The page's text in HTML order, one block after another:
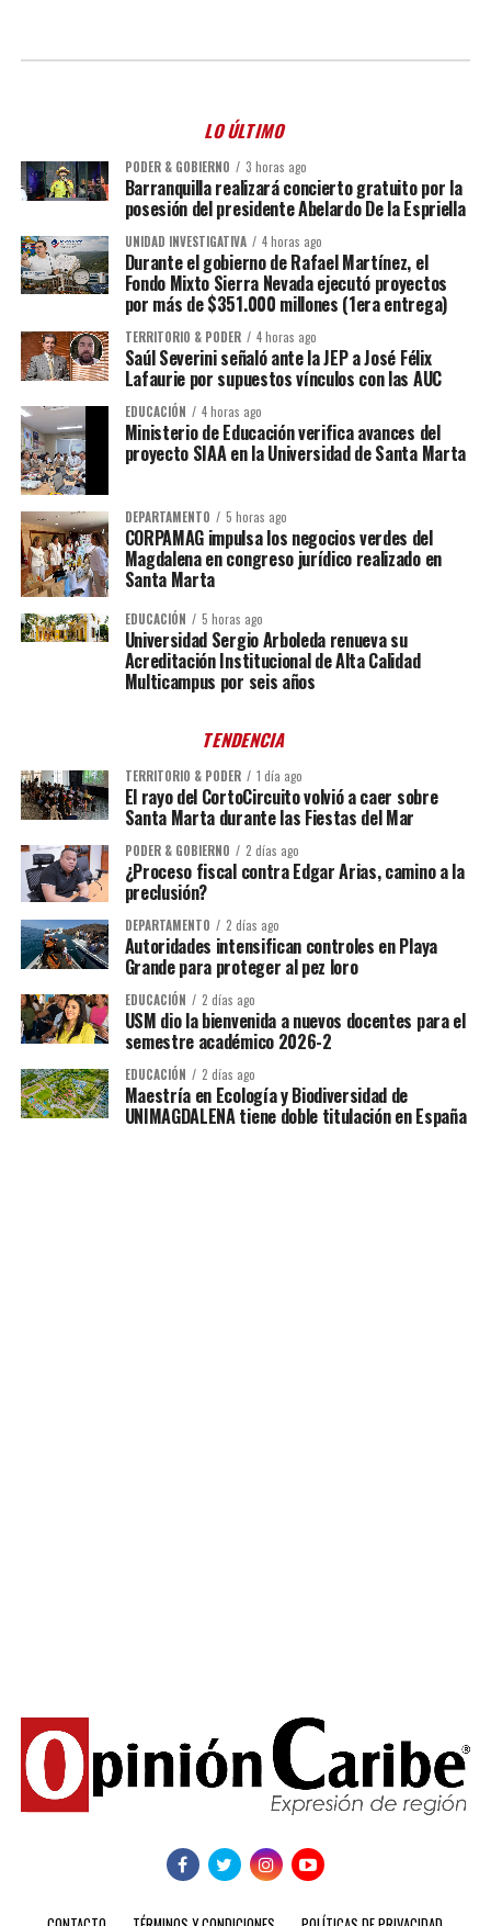
LO ÚLTIMO
PODER & GOBIERNO 3 horas ago
Barranquilla realizará concierto gratuito por la
posesión del presidente Abelardo De la Espriella
UNIDAD INVESTIGATIVA 4 horas ago
Durante el gobierno de Rafael Martínez, el
Fondo Mixto Sierra Nevada ejecutó proyectos
por más de $351.000 millones (1era entrega)
TERRITORIO & PODER 4 horas ago
Saúl Severini señaló ante la JEP a José Félix
Lafaurie por supuestos vínculos con las AUC
EDUCACIÓN 4 horas ago
Ministerio de Educación verifica avances del
proyecto SIAA en la Universidad de Santa Marta
DEPARTAMENTO 5 horas ago
CORPAMAG impulsa los negocios verdes del
Magdalena en congreso jurídico realizado en
Santa Marta
EDUCACIÓN 5 horas ago
Universidad Sergio Arboleda renueva su
Acreditación Institucional de Alta Calidad
Multicampus por seis años
TENDENCIA
TERRITORIO & PODER 1 día ago
El rayo del CortoCircuito volvió a caer sobre
Santa Marta durante las Fiestas del Mar
PODER & GOBIERNO 2 días ago
¿Proceso fiscal contra Edgar Arias, camino a la
preclusión?
DEPARTAMENTO 2 días ago
Autoridades intensifican controles en Playa
Grande para proteger al pez loro
EDUCACIÓN 2 días ago
USM dio la bienvenida a nuevos docentes para el
semestre académico 2026-2
EDUCACIÓN 2 días ago
Maestría en Ecología y Biodiversidad de
UNIMAGDALENA tiene doble titulación en España